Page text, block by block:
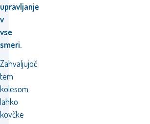
upravljanje
v
vse
smeri.
Zahvaljujoč
tem
kolesom
lahko
kovčke